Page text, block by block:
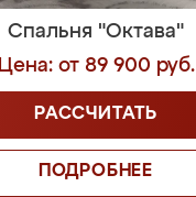
Спальня "Октава"
Цена: от 89 900 руб.
РАССЧИТАТЬ
ПОДРОБНЕЕ